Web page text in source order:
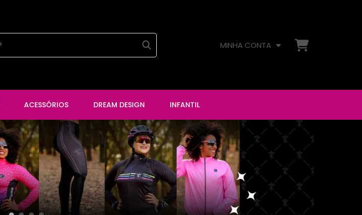
MINHA CONTA
ACESSÓRIOS DREAM DESIGN INFANTIL